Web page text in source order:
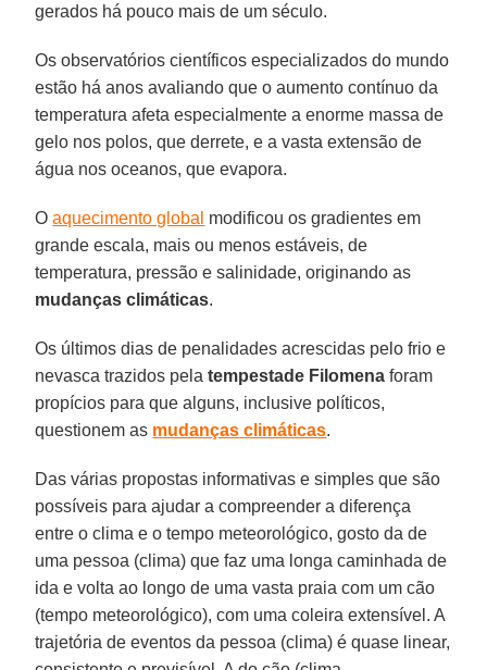
gerados há pouco mais de um século.
Os observatórios científicos especializados do mundo
estão há anos avaliando que o aumento contínuo da
temperatura afeta especialmente a enorme massa de
gelo nos polos, que derrete, e a vasta extensão de
água nos oceanos, que evapora.
Oaquecimento global modificou os gradientes em
grande escala, mais ou menos estáveis, de
temperatura, pressão e salinidade, originando as
mudanças climáticas.
Os últimos dias de penalidades acrescidas pelo frio e
nevasca trazidos pelatempestade Filomena foram
propícios para que alguns, inclusive políticos,
questionem as mudanças climáticas.
Das várias propostas informativas e simples que são
possíveis para ajudar a compreender a diferença
entre o clima e o tempo meteorológico, gosto da de
uma pessoa (clima) que faz uma longa caminhada de
ida e volta ao longo de uma vasta praia com um cão
(tempo meteorológico), com uma coleira extensível. A
trajetória de eventos da pessoa (clima) é quase linear,